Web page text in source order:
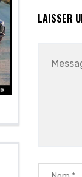
LAISSER